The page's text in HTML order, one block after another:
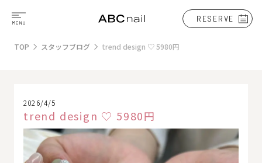
RESERVE
TOP スタッフブログ trend design ♡ 5980円
2026/4/5
trend design ♡ 5980円